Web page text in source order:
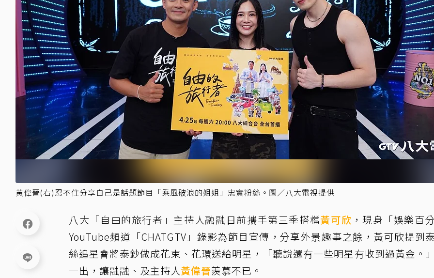
黃偉晉(右)忍不住分享自己是話題節目「乘風破浪的姐姐」忠實粉絲。圖／八大電視提供
八大「自由的旅行者」主持人融融日前攜手第三季搭檔黃可欣 ，現身「娛樂百分
YouTube頻道「CHATGTV」錄影為節目宣傳，分享外景趣事之餘，黃可欣提到
絲追星會將泰鈔做成花束、花環送給明星，「聽說還有一些明星有收到過黃金。
一出，讓融融、及主持人黃偉晉羨慕不已。